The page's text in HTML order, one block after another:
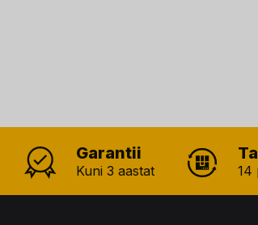
Garantii
Kuni 3 aastat 14